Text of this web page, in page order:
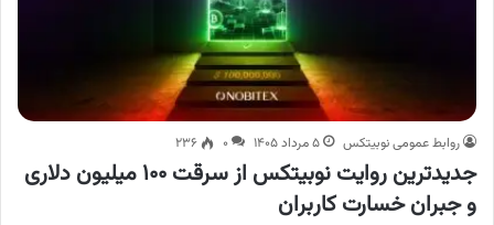
روابط عمومی نوبیتکس ۵ مرداد ۱۴۰۵ ۰ ۲۳۶
جدیدترین روایت نوبیتکس از سرقت ۱۰۰ میلیون دلاری
و جبران خسارت کاربران